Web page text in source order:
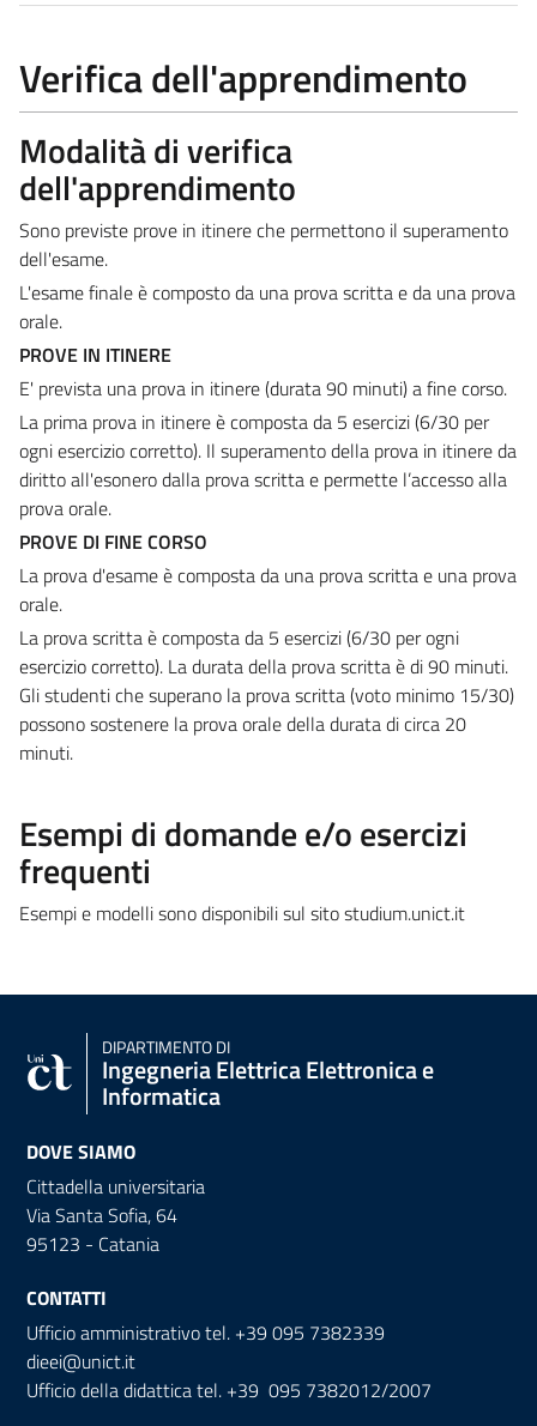
Verifica dell'apprendimento
Modalità di verifica
dell'apprendimento
Sono previste prove in itinere che permettono il superamento
dell'esame.
L'esame finale è composto da una prova scritta e da una prova
orale.
PROVE IN ITINERE
E' prevista una prova in itinere (durata 90 minuti) a fine corso.
La prima prova in itinere è composta da 5 esercizi (6/30 per
ogni esercizio corretto). Il superamento della prova in itinere da
diritto all'esonero dalla prova scritta e permette l’accesso alla
prova orale.
PROVE DI FINE CORSO
La prova d'esame è composta da una prova scritta e una prova
orale.
La prova scritta è composta da 5 esercizi (6/30 per ogni
esercizio corretto). La durata della prova scritta è di 90 minuti.
Gli studenti che superano la prova scritta (voto minimo 15/30)
possono sostenere la prova orale della durata di circa 20
minuti.
Esempi di domande e/o esercizi
frequenti
Esempi e modelli sono disponibili sul sito studium.unict.it
DIPARTIMENTO DI
Ingegneria Elettrica Elettronica e
Informatica
DOVE SIAMO
Cittadella universitaria
Via Santa Sofia, 64
95123 - Catania
CONTATTI
Ufficio amministrativo tel. +39 095 7382339
dieei@unict.it
Ufficio della didattica tel. +39 095 7382012/2007